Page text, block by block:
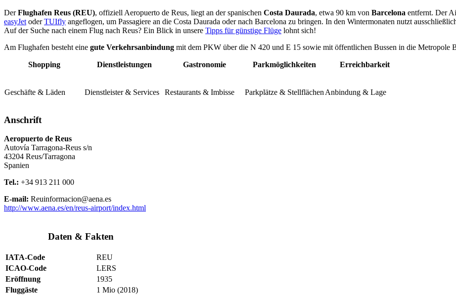
DerFlughafen Reus (REU), offiziell Aeropuerto de Reus, liegt an der spanischen Costa Daurada, etwa 90 km von Barcelona entfernt. Der
easyJet oderTUIfly angeflogen, um Passagiere an die Costa Daurada oder nach Barcelona zu bringen. In den Wintermonaten nutzt
Auf der Suche nach einem Flug nach Reus? Ein Blick in unsere Tipps für günstige Flüge lohnt sich!
Am Flughafen besteht eine gute Verkehrsanbindung mit dem PKW über die N 420 und E 15 sowie mit öffentlichen Bussen in die Metropole
Shopping Dienstleistungen Gastronomie Parkmöglichkeiten Erreichbarkeit
Geschäfte & Läden Dienstleister & Services Restaurants & Imbisse Parkplätze & Stellflächen Anbindung & Lage
Anschrift
Aeropuerto de Reus
Autovía Tarragona-Reus s/n
43204 Reus/Tarragona
Spanien
Tel.: +34 913 211 000
E-mail: Reuinformacion@aena.es
http://www.aena.es/en/reus-airport/index.html
Daten & Fakten
IATA-Code
REU
ICAO-Code
LERS
Eröffnung
1935
Fluggäste
1 Mio (2018)